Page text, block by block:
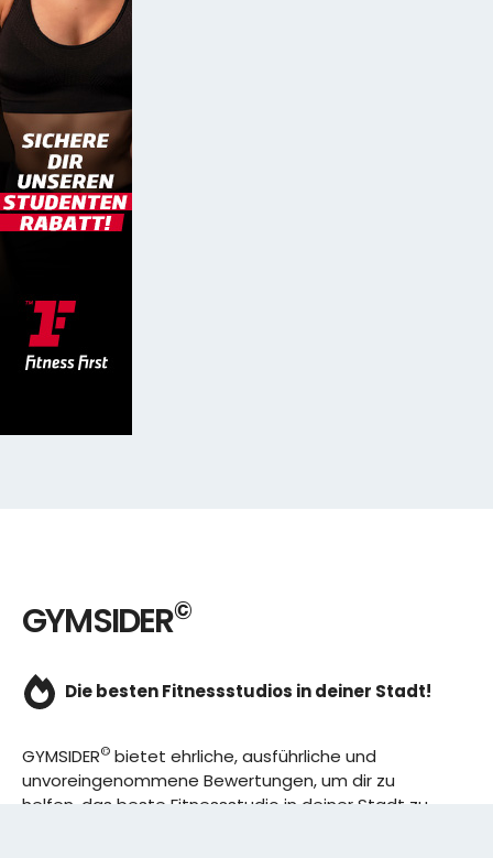
GYMSIDER©
Die besten Fitnessstudios in deiner Stadt!
GYMSIDER© bietet ehrliche, ausführliche und
unvoreingenommene Bewertungen, um dir zu
helfen, das beste Fitnessstudio in deiner Stadt zu